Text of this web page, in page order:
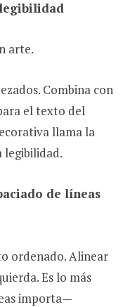
arte.
Combina con
el texto del
llama la
legibilidad.
de líneas
ordenado. Alinear
Es lo más
importa—